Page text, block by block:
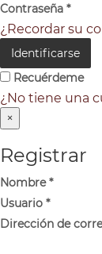
Contraseña *
¿Recordar su
Identificarse
Recuérdeme
¿No tiene una
×
Registrar
Nombre*
Usuario *
Dirección de